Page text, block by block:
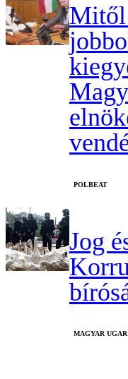
Mitől
‎POLBEAT
Jog
MAGYAR UGAR